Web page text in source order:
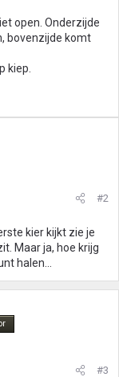
open. Onderzijde
bovenzijde komt
kiep.
#2
kier kijkt zie je
Maar ja, hoe krijg
halen...
#3